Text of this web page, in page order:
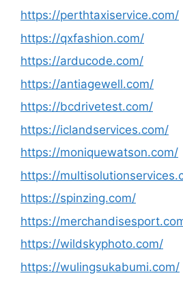
https://perthtaxiservice.com/
https://qxfashion.com/
https://arducode.com/
https://antiagewell.com/
https://bcdrivetest.com/
https://iclandservices.com/
https://moniquewatson.com/
https://
https://spinzing.com/
https://
https://wildskyphoto.com/
https://wulingsukabumi.com/